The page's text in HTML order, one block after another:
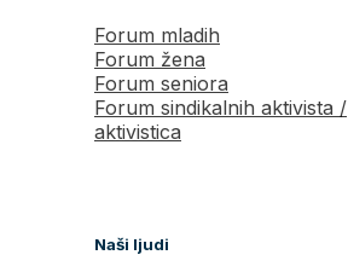
Forum mladih
Forum žena
Forum seniora
Forum sindikalnih aktivista /
aktivistica
Naši ljudi